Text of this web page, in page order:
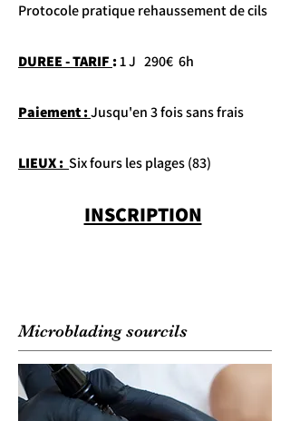
Protocole pratique rehaussement de cils
DUREE - TARIF :1 J 290€ 6h
Paiement :Jusqu'en 3 fois sans frais
LIEUX : Six fours les plages (83)
INSCRIPTION
Microblading sourcils